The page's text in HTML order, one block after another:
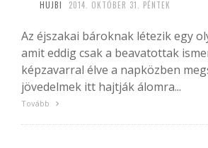
HUJBI 2014. OKTÓBER 31. PÉNTEK
Az éjszakai bároknak létezik egy
amit eddig csak a beavatottak
képzavarral élve a napközben
jövedelmek itt hajtják álomra...
Tovább